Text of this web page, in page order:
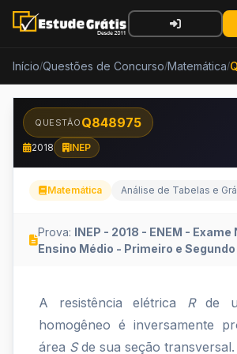
Início/Questões de Concurso/Matemática/
QUESTÃO Q848975
2018 INEP
Matemática Análise de Tabelas e
Prova: INEP - 2018 - ENEM -
Ensino Médio - Primeiro e Segundo
A
resistência
A resistência elétrica Rde
homogêneo é inversamente
área Sde sua seção transversal.